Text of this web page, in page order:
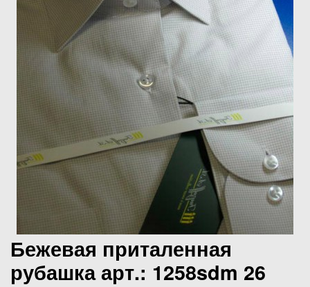
Бежевая приталенная
рубашка арт.: 1258sdm 26